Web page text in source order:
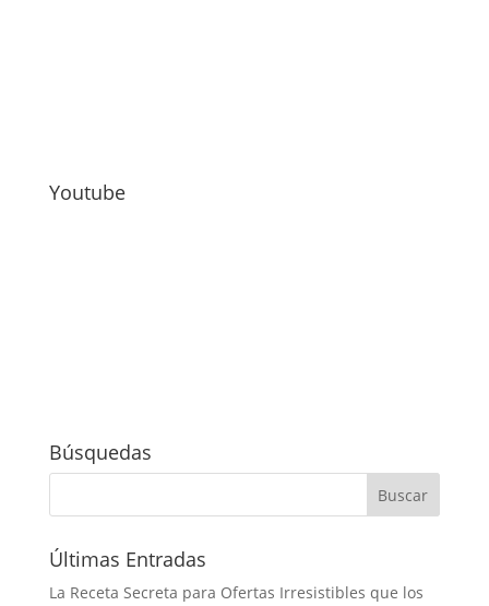
Youtube
Búsquedas
Últimas Entradas
La Receta Secreta para Ofertas Irresistibles que los